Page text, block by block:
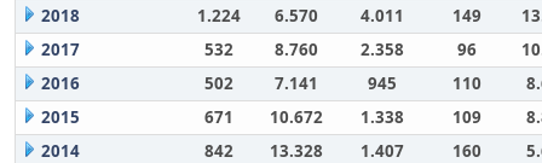
2018
1.224 6.570 4.011 149
2017
532 8.760 2.358 96
2016
502 7.141 945 110
2015
671 10.672 1.338 109
2014
842 13.328 1.407 160